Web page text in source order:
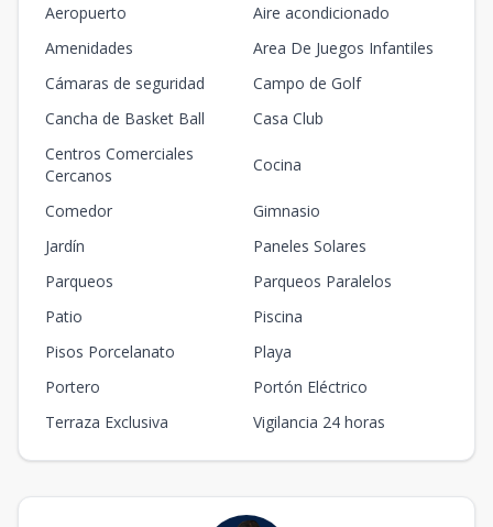
Aeropuerto
Aire acondicionado
Amenidades
Area De Juegos Infantiles
Cámaras de seguridad
Campo de Golf
Cancha de Basket Ball
Casa Club
Centros Comerciales
Cercanos
Cocina
Comedor
Gimnasio
Jardín
Paneles Solares
Parqueos
Parqueos Paralelos
Patio
Piscina
Pisos Porcelanato
Playa
Portero
Portón Eléctrico
Terraza Exclusiva
Vigilancia 24 horas